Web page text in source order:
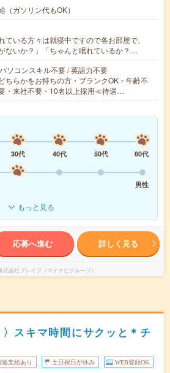
（ガソリン代もOK）
ている方々は就寝中ですので各お部屋で、
ないか？」「ちゃんと眠れているか？…
ソコンスキル不要 / 英語力不要
ちらかをお持ちの方・ブランクOK・年齢不
・来社不要・10名以上採用≪待遇…
30代 40代 50代
60代
男性
もっと見る
応募へ進む 詳しく見る
式会社ブレイブ（マイナビグループ）
〉スキマ時間にサクッと＊チ
途支給あり 土日祝日が休み WEB登録OK